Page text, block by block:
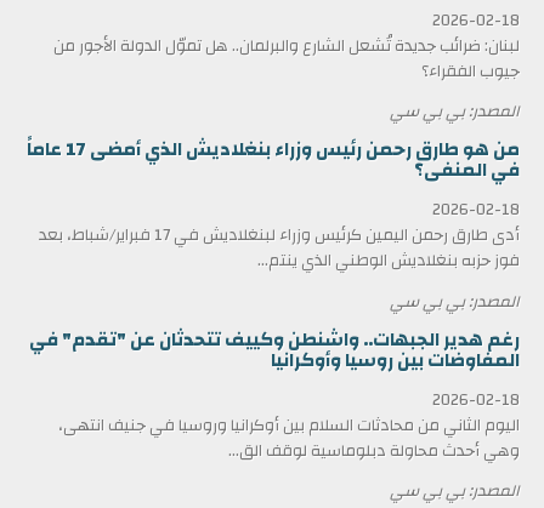
2026-02-18
لبنان: ضرائب جديدة تُشعل الشارع والبرلمان.. هل تموّل الدولة الأجور من
جيوب الفقراء؟
المصدر: بي بي سي
من هو طارق رحمن رئيس وزراء بنغلاديش الذي أمضى 17 عاماً
في المنفى؟
2026-02-18
أدى طارق رحمن اليمين كرئيس وزراء لبنغلاديش في 17 فبراير/شباط، بعد
فوز حزبه بنغلاديش الوطني الذي ينتم...
المصدر: بي بي سي
رغم هدير الجبهات.. واشنطن وكييف تتحدثان عن "تقدم" في
المفاوضات بين روسيا وأوكرانيا
2026-02-18
اليوم الثاني من محادثات السلام بين أوكرانيا وروسيا في جنيف انتهى،
وهي أحدث محاولة دبلوماسية لوقف الق...
المصدر: بي بي سي